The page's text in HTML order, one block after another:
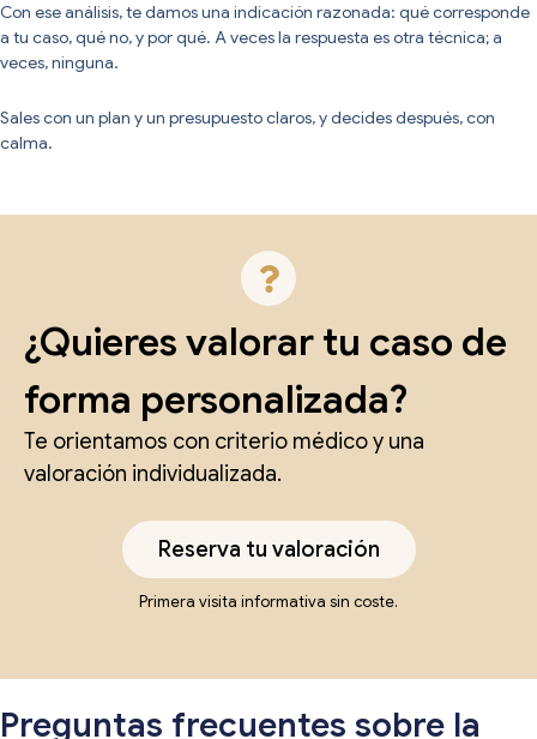
Con ese análisis, te damos una indicación razonada: qué corresponde
a tu caso, qué no, y por qué. A veces la respuesta es otra técnica; a
veces, ninguna.
Sales con un plan y un presupuesto claros, y decides después, con
calma.
¿Quieres valorar tu caso de
forma personalizada?
Te orientamos con criterio médico y una
valoración individualizada.
Reserva tu valoración
Primera visita informativa sin coste.
Preguntas frecuentes sobre la